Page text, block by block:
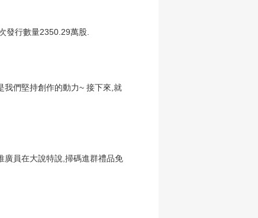
發行數量2350.29萬股.
我們堅持創作的動力~ 接下來,就
廣員在大說特說,掃碼進群禮品免